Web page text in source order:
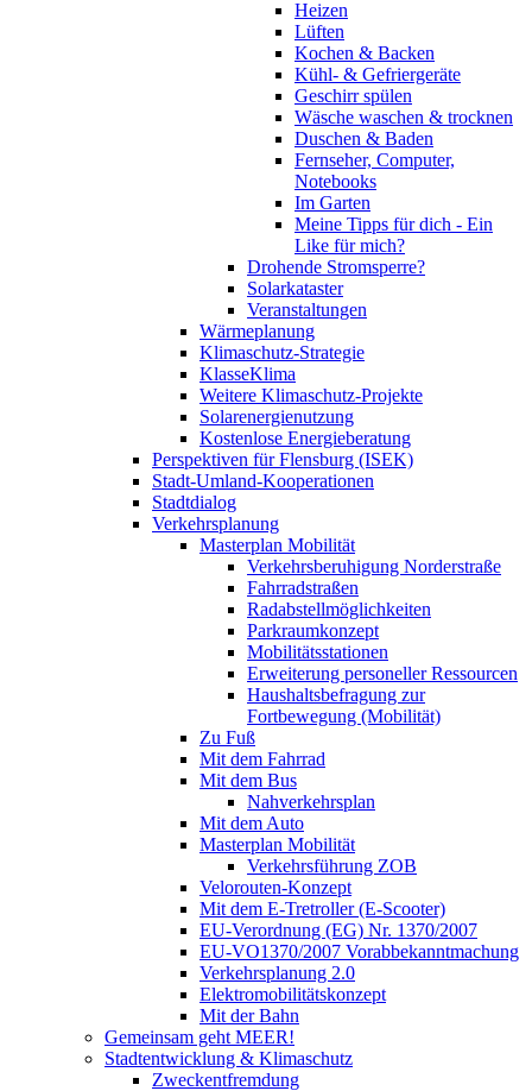
Heizen
Lüften
Kochen & Backen
Kühl- & Gefriergeräte
Geschirr spülen
Wäsche waschen & trocknen
Duschen & Baden
Fernseher, Computer,
Notebooks
Im Garten
Meine Tipps für dich - Ein
Like für mich?
Drohende Stromsperre?
Solarkataster
Veranstaltungen
Wärmeplanung
Klimaschutz-Strategie
KlasseKlima
Weitere Klimaschutz-Projekte
Solarenergienutzung
Kostenlose Energieberatung
Perspektiven für Flensburg (ISEK)
Stadt-Umland-Kooperationen
Stadtdialog
Verkehrsplanung
Masterplan Mobilität
Verkehrsberuhigung Norderstraße
Fahrradstraßen
Radabstellmöglichkeiten
Parkraumkonzept
Mobilitätsstationen
Erweiterung personeller Ressourcen
Haushaltsbefragung zur
Fortbewegung (Mobilität)
Zu Fuß
Mit dem Fahrrad
Mit dem Bus
Nahverkehrsplan
Mit dem Auto
Masterplan Mobilität
Verkehrsführung ZOB
Velorouten-Konzept
Mit dem E-Tretroller (E-Scooter)
EU-Verordnung (EG) Nr. 1370/2007
EU-VO1370/2007 Vorabbekanntmachung
Verkehrsplanung 2.0
Elektromobilitätskonzept
Mit der Bahn
Gemeinsam geht MEER!
Stadtentwicklung & Klimaschutz
Zweckentfremdung